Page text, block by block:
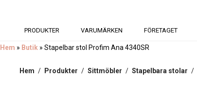
PRODUKTER VARUMÄRKEN FÖRETAGET
Hem » Butik » Stapelbar stol Profim Ana 4340SR
Hem / Produkter / Sittmöbler / Stapelbara stolar /